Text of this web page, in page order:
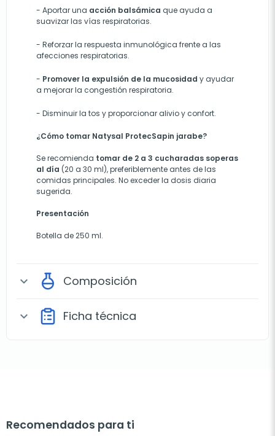
- Aportar una acción balsámica que ayuda a
suavizar las vías respiratorias.
- Reforzar la respuesta inmunológica frente a las
afecciones respiratorias.
- Promover la expulsión de la mucosidad y ayudar
a mejorar la congestión respiratoria.
- Disminuir la tos yproporcionar alivio y confort.
¿Cómo tomar Natysal ProtecSapin jarabe?
Se recomienda tomar de 2 a 3 cucharadas soperas
al día (20 a 30 ml), preferiblemente antes de las
comidas principales. No exceder la dosis diaria
sugerida.
Presentación
Botella de 250 ml.
expand_more Composición
expand_more Ficha técnica
Recomendados para ti